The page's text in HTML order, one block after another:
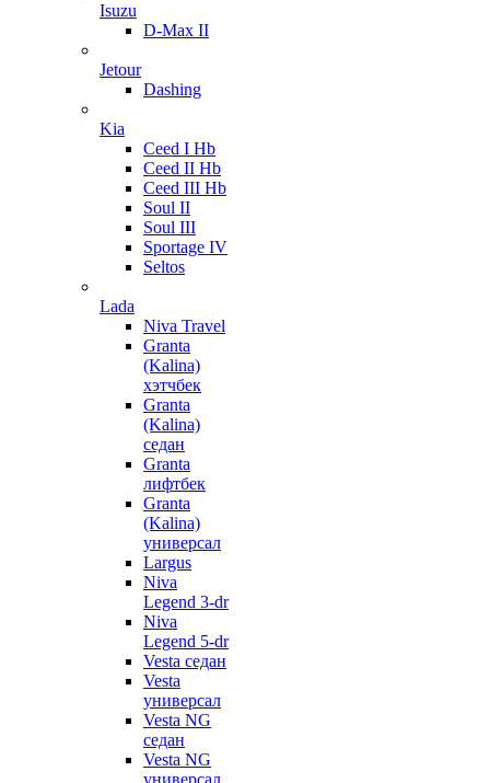
Isuzu
D-Max II
Jetour
Dashing
Kia
Ceed I Hb
Ceed II Hb
Ceed III Hb
Soul II
Soul III
Sportage IV
Seltos
Lada
Niva Travel
Granta
(Kalina)
хэтчбек
Granta
(Kalina)
седан
Granta
лифтбек
Granta
(Kalina)
универсал
Largus
Niva
Legend 3-dr
Niva
Legend 5-dr
Vesta седан
Vesta
универсал
Vesta NG
седан
Vesta NG
универсал